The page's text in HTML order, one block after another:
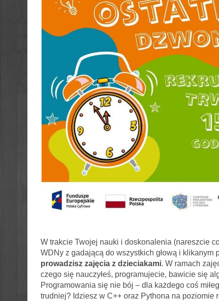
W trakcie Twojej nauki i doskonalenia (nareszcie
WDNy z gadającą do wszystkich głową i klikanym
prowadzisz zajęcia z dzieciakami. W ramach
czego się nauczyłeś, programujecie, bawicie się
Programowania się nie bój – dla każdego coś
trudniej? Idziesz w C++ oraz Pythona na poziomie